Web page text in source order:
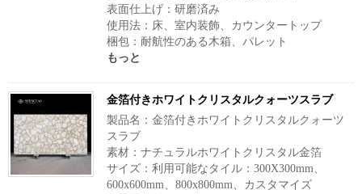
表面仕上げ：研磨済み
使用法：床、室内装飾、カウンタートップ
梱包：耐航性のある木箱、パレット
もっと
金箔付きホワイトクリスタルクォーツスラブ
製品名：金箔付きホワイトクリスタルクォーツ
スラブ
素材：ナチュラルホワイトクリスタル金箔
サイズ：利用可能なタイル：300X300mm、
600x600mm、800x800mm、カスタマイズ